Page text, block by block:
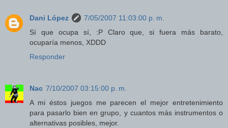
Dani López
7/05/2007 11:03:00 p. m.
Sí que ocupa sí, :P Claro que, si fuera más barato,
ocuparía menos, XDDD
Responder
Nac 7/10/2007 03:15:00 p. m.
A mi éstos juegos me parecen el mejor entretenimiento
para pasarlo bien en grupo, y cuantos más instrumentos o
alternativas posibles, mejor.